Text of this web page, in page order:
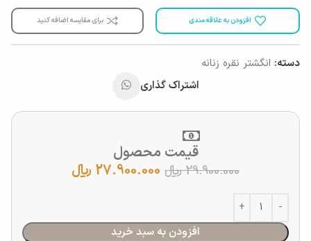
افزودن به علاقه مندی برای مقایسه اضافه کنید
دسته: انگشتر نقره زنانه
اشتراک گذاری
قیمت محصول
29.900.000﷼ 27.900.000 ﷼
افزودن به سبد خرید